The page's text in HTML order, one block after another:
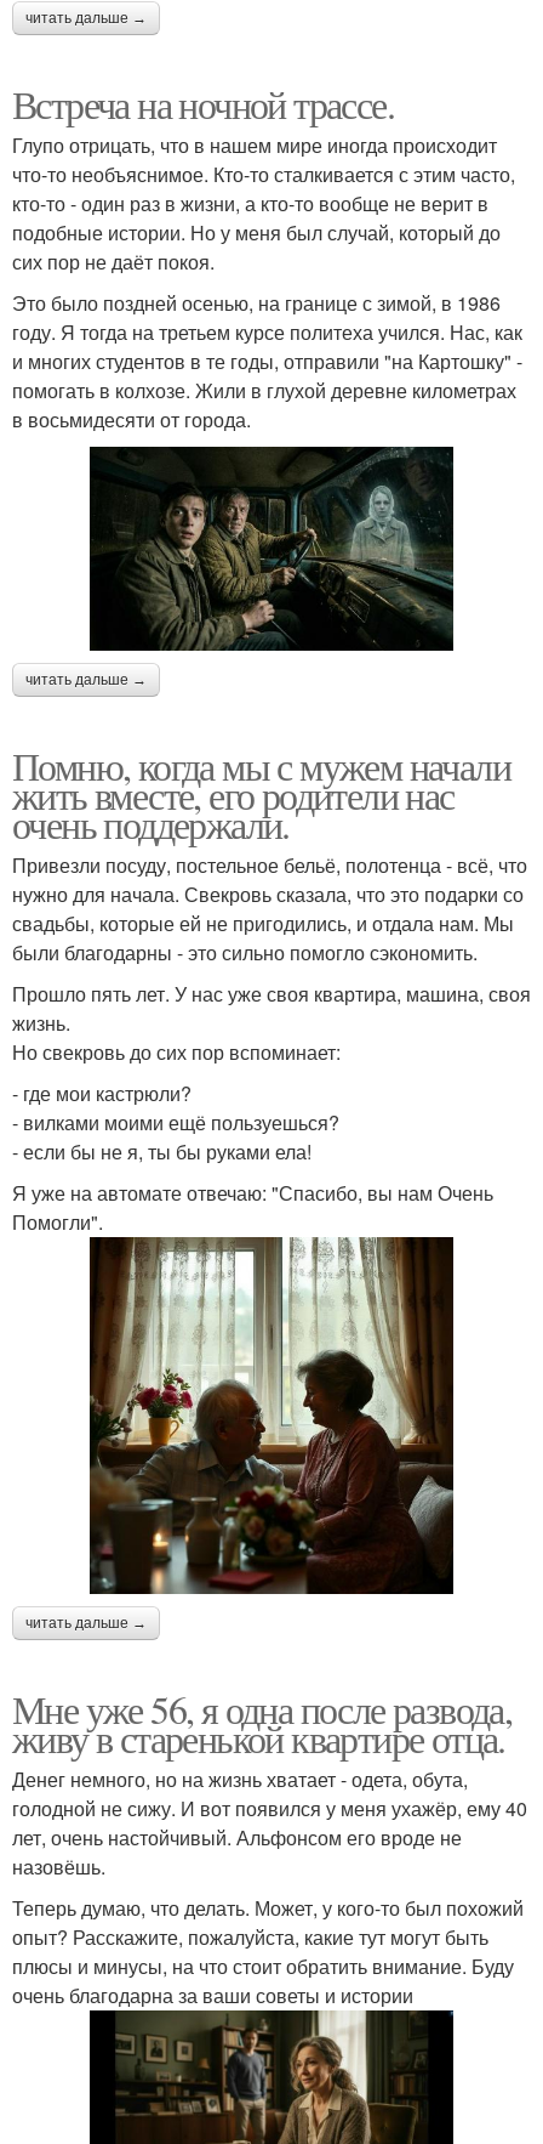
читать дальше →
Встреча на ночной трассе.
Глупо отрицать, что в нашем мире иногда происходит
что-то необъяснимое. Кто-то сталкивается с этим часто,
кто-то - один раз в жизни, а кто-то вообще не верит в
подобные истории. Но у меня был случай, который до
сих пор не даёт покоя.
Это было поздней осенью, на границе с зимой, в 1986
году. Я тогда на третьем курсе политеха учился. Нас, как
и многих студентов в те годы, отправили "на Картошку" -
помогать в колхозе. Жили в глухой деревне километрах
в восьмидесяти от города.
читать дальше →
Помню, когда мы с мужем начали
жить вместе, его родители нас
очень поддержали.
Привезли посуду, постельное бельё, полотенца - всё, что
нужно для начала. Свекровь сказала, что это подарки со
свадьбы, которые ей не пригодились, и отдала нам. Мы
были благодарны - это сильно помогло сэкономить.
Прошло пять лет. У нас уже своя квартира, машина, своя
жизнь.
Но свекровь до сих пор вспоминает:
- где мои кастрюли?
- вилками моими ещё пользуешься?
- если бы не я, ты бы руками ела!
Я уже на автомате отвечаю: "Спасибо, вы нам Очень
Помогли".
читать дальше →
Мне уже 56, я одна после развода,
живу в старенькой квартире отца.
Денег немного, но на жизнь хватает - одета, обута,
голодной не сижу. И вот появился у меня ухажёр, ему 40
лет, очень настойчивый. Альфонсом его вроде не
назовёшь.
Теперь думаю, что делать. Может, у кого-то был похожий
опыт? Расскажите, пожалуйста, какие тут могут быть
плюсы и минусы, на что стоит обратить внимание. Буду
очень благодарна за ваши советы и истории